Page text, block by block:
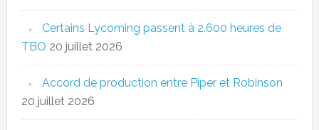
Certains Lycoming passent à 2.600 heures de
TBO 20 juillet 2026
Accord de production entre Piper et Robinson
20 juillet 2026